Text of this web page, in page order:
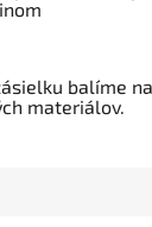
balíme
materiálov.